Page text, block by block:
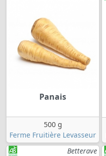
Panais
500 g
Ferme Fruitière Levasseur
Betterave